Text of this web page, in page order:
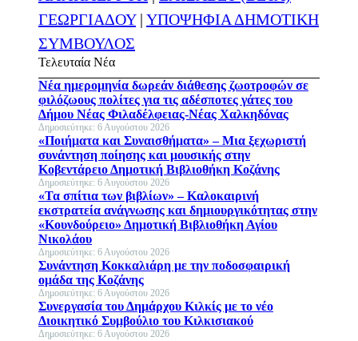
ΓΕΩΡΓΙΑΔΟΥ| ΥΠΟΨΗΦΙΑ ΔΗΜΟΤΙΚΗ
ΣΥΜΒΟΥΛΟΣ
Τελευταία Νέα
Νέα ημερομηνία δωρεάν διάθεσης ζωοτροφών σε
φιλόζωους πολίτες για τις αδέσποτες γάτες του
Δήμου Νέας Φιλαδέλφειας-Νέας Χαλκηδόνας
Δημοσιεύτηκε: 6 Αυγούστου 2026
«Ποιήματα και Συναισθήματα» – Μια ξεχωριστή
συνάντηση ποίησης και μουσικής στην
Κοβεντάρειο Δημοτική Βιβλιοθήκη Κοζάνης
Δημοσιεύτηκε: 6 Αυγούστου 2026
«Τα σπίτια των βιβλίων» – Καλοκαιρινή
εκστρατεία ανάγνωσης και δημιουργικότητας στην
«Κουνδούρειο» Δημοτική Βιβλιοθήκη Αγίου
Νικολάου
Δημοσιεύτηκε: 6 Αυγούστου 2026
Συνάντηση Κοκκαλιάρη με την ποδοσφαιρική
ομάδα της Κοζάνης
Δημοσιεύτηκε: 6 Αυγούστου 2026
Συνεργασία του Δημάρχου Κιλκίς με το νέο
Διοικητικό Συμβούλιο του Κιλκισιακού
Δημοσιεύτηκε: 6 Αυγούστου 2026